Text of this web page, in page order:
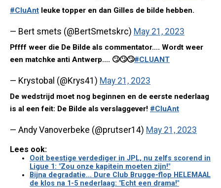
#CluAnt leuke topper en dan Gilles de bilde hebben.
— Bert smets (@BertSmetskrc) May 21, 2023
Pffff weer die De Bilde als commentator.... Wordt weer
een matchke anti Antwerp.... 🙄🙄🙄#CLUANT
— Krystobal (@Krys41) May 21, 2023
De wedstrijd moet nog beginnen en de eerste nederlaag
is al een feit: De Bilde als verslaggever! #CluAnt
— Andy Vanoverbeke (@prutser14) May 21, 2023
Lees ook:
Ooit beestige verdediger in JPL, nu zelfs scorend in
Ligue 1: "Zou onze kapitein moeten zijn!"
Bijna degradatie... Dure Club Brugge-flop HELEMAAL
de klos na 1-5 nederlaag: "Echt een drama!"